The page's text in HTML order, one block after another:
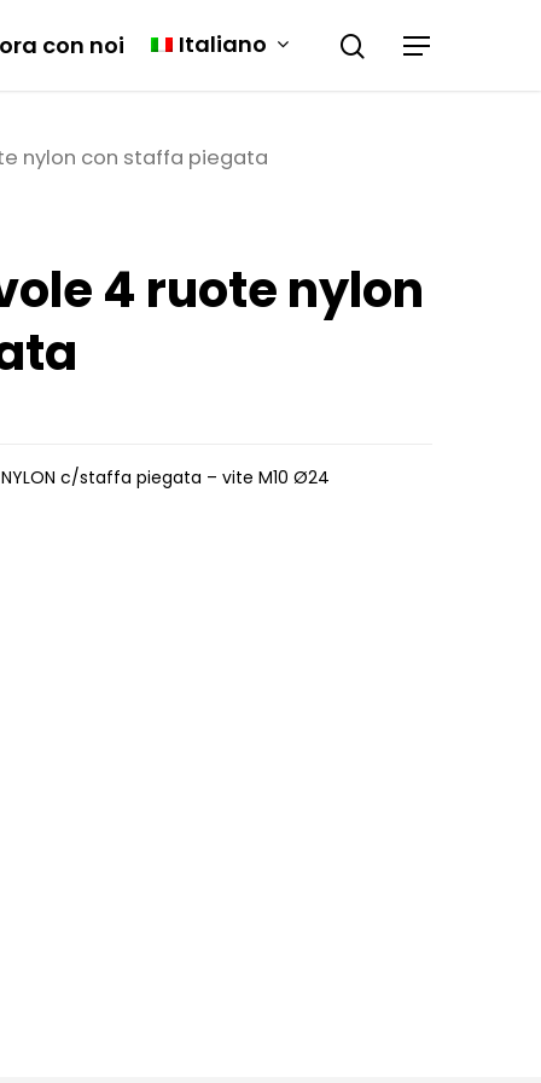
con noi Italiano
nylon con staffa piegata
4 ruote nylon
c/staffa piegata – vite M10 Ø24